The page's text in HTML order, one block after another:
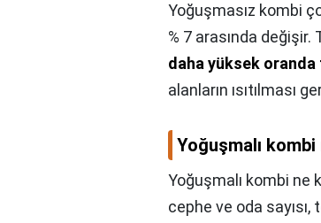
Yoğuşmasız kombi
% 7 arasında
daha yüksek
alanların ısıtılması
Yoğuşmalı
Yoğuşmalı kombi ne
cephe ve oda